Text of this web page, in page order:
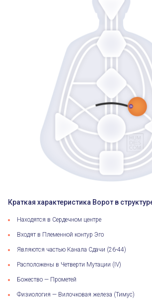
Краткая характеристика Ворот в
Находятся в Сердечном центре
Входят в Племенной контур Эго
Являются частью Канала Сдачи (26-44)
Расположены в Четверти Мутации (IV)
Божество — Прометей
Физиология — Вилочковая железа (Тимус)